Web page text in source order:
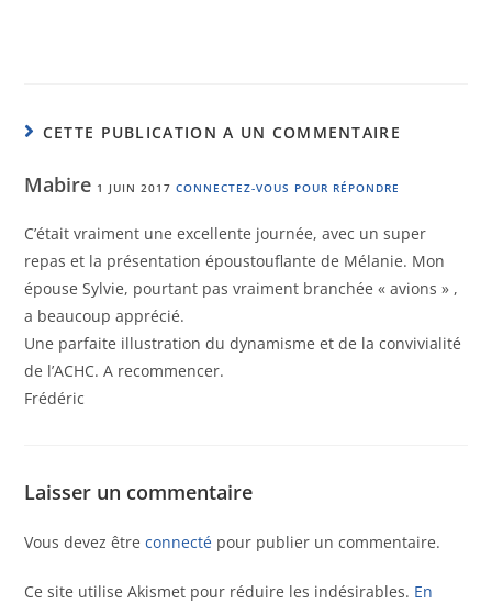
CETTE PUBLICATION A UN COMMENTAIRE
Mabire 1 JUIN 2017 CONNECTEZ-VOUS POUR RÉPONDRE
C’était vraiment une excellente journée, avec un super
repas et la présentation époustouflante de Mélanie. Mon
épouse Sylvie, pourtant pas vraiment branchée « avions » ,
a beaucoup apprécié.
Une parfaite illustration du dynamisme et de la convivialité
de l’ACHC. A recommencer.
Frédéric
Laisser un commentaire
Vous devez êtreconnecté pour publier un commentaire.
Ce site utilise Akismet pour réduire les indésirables. En